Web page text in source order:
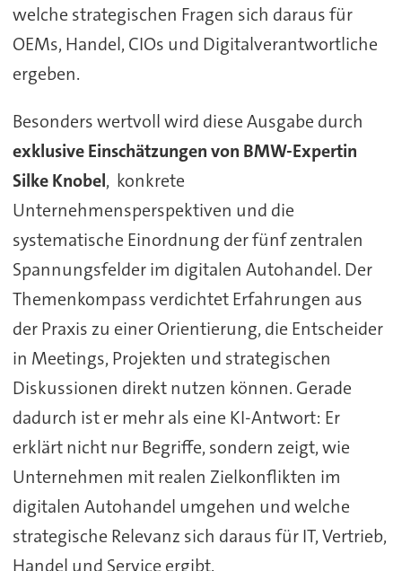
welche strategischen Fragen sich daraus für
OEMs, Handel, CIOs und Digitalverantwortliche
ergeben.
Besonders wertvoll wird diese Ausgabe durch
exklusive Einschätzungen von BMW-Expertin
Silke Knobel, konkrete
Unternehmensperspektiven und die
systematische Einordnung der fünf zentralen
Spannungsfelder im digitalen Autohandel. Der
Themenkompass verdichtet Erfahrungen aus
der Praxis zu einer Orientierung, die Entscheider
in Meetings, Projekten und strategischen
Diskussionen direkt nutzen können. Gerade
dadurch ist er mehr als eine KI-Antwort: Er
erklärt nicht nur Begriffe, sondern zeigt, wie
Unternehmen mit realen Zielkonflikten im
digitalen Autohandel umgehen und welche
strategische Relevanz sich daraus für IT, Vertrieb,
Handel und Service ergibt.